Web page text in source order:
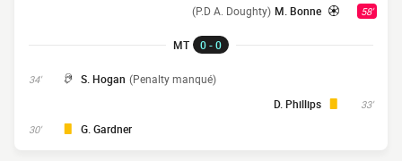
58'
M. Bonne
(P.D A. Doughty)
MT 0 - 0
34' S. Hogan (Penalty manqué)
33'
D. Phillips
30' G. Gardner